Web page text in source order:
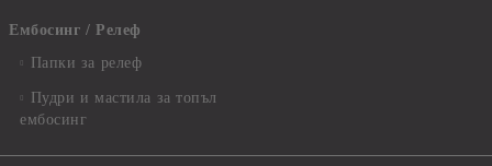
Ембосинг / Релеф
Папки за релеф
Пудри и мастила за топъл
ембосинг